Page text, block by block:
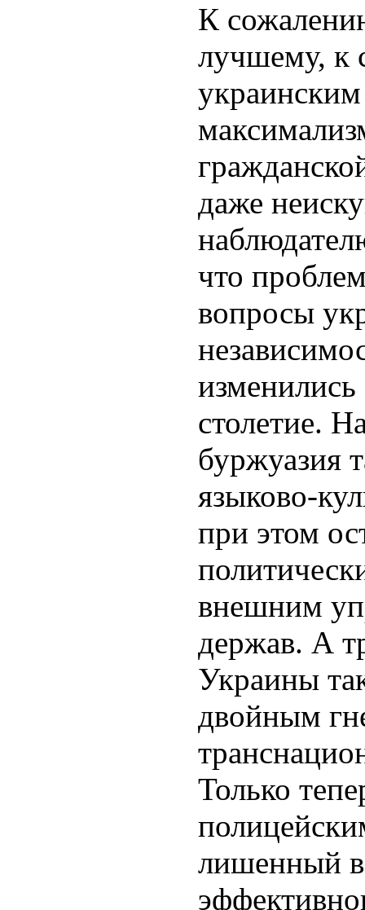
К
лучшему, к
даже
что
вопросы
столетие.
буржуазия
языково-
при этом
внешним
держав. А
Украины
двойным
Только
лишенный